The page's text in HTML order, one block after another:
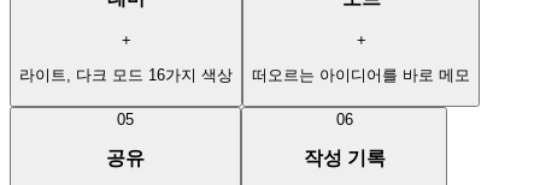
+
라이트, 다크 모드 16가지 색상
+
떠오르는 아이디어를 바로 메모
05
공유
06
작성 기록